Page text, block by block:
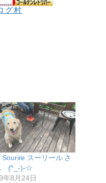
グ村
Sourire スーリール さ
(^_-)-☆
年8月24日